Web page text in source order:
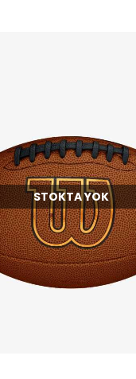
STOKTA YOK